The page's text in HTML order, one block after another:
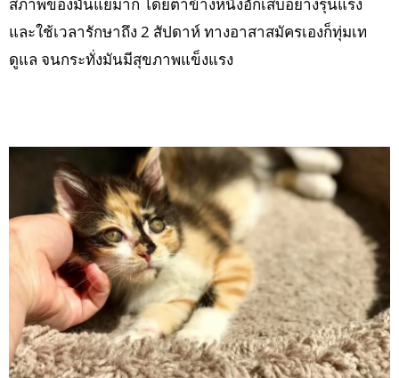
และใช้เวลารักษาถึง 2 สัปดาห์ ทางอาสาสมัครเองก็ทุ่มเท
ดูแล จนกระทั่งมันมีสุขภาพแข็งแรง